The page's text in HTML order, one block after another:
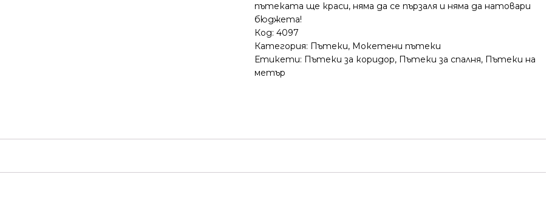
пътеката ще краси, няма да се пързаля и няма да натовари
бюджета!
Код:4097
Категория: Пътеки, Мокетени пътеки
Етикети: Пътеки за коридор, Пътеки за спалня, Пътеки на
метър